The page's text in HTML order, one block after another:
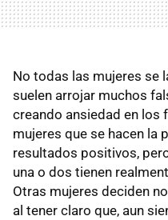
No todas las mujeres se
suelen arrojar muchos
creando ansiedad en los
mujeres que se hacen la
resultados positivos,
una o dos tienen
Otras mujeres deciden
al tener claro que, aun